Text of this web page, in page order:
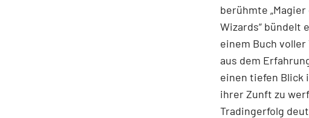
berühmte
Wizards“ bündelt
einem Buch
aus dem
einen tiefen Blick
ihrer Zunft zu
Tradingerfolg